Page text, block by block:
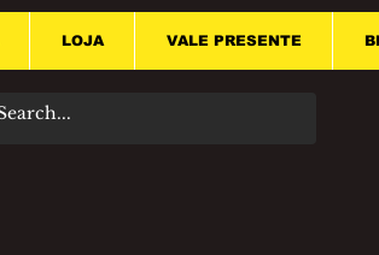
LOJA VALE PRESENTE